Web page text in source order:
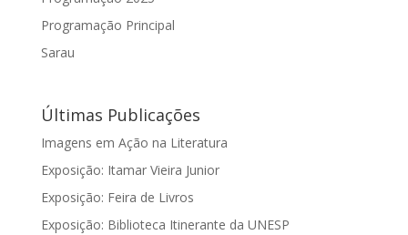
Programação Principal
Sarau
Últimas Publicações
Imagens em Ação na Literatura
Exposição: Itamar Vieira Junior
Exposição: Feira de Livros
Exposição: Biblioteca Itinerante da UNESP